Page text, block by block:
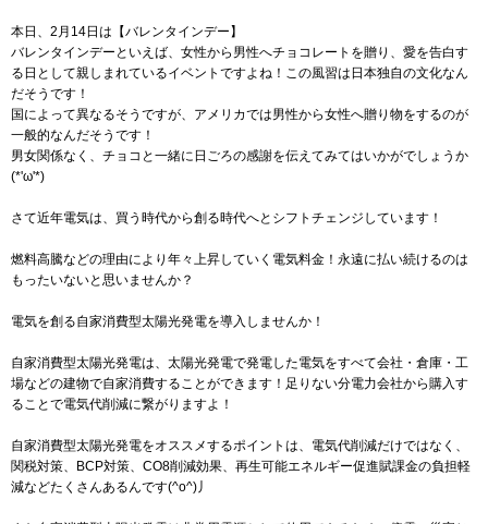
本日、2月14日は【バレンタインデー】
バレンタインデーといえば、女性から男性へチョコレートを贈り、愛を告白す
る日として親しまれているイベントですよね！この風習は日本独自の文化なん
だそうです！
国によって異なるそうですが、アメリカでは男性から女性へ贈り物をするのが
一般的なんだそうです！
男女関係なく、チョコと一緒に日ごろの感謝を伝えてみてはいかがでしょうか
(*'ω'*)
さて近年電気は、買う時代から創る時代へとシフトチェンジしています！
燃料高騰などの理由により年々上昇していく電気料金！永遠に払い続けるのは
もったいないと思いませんか？
電気を創る自家消費型太陽光発電を導入しませんか！
自家消費型太陽光発電は、太陽光発電で発電した電気をすべて会社・倉庫・工
場などの建物で自家消費することができます！足りない分電力会社から購入す
ることで電気代削減に繋がりますよ！
自家消費型太陽光発電をオススメするポイントは、電気代削減だけではなく、
関税対策、BCP対策、CO8削減効果、再生可能エネルギー促進賦課金の負担軽
減などたくさんあるんです(^o^)丿